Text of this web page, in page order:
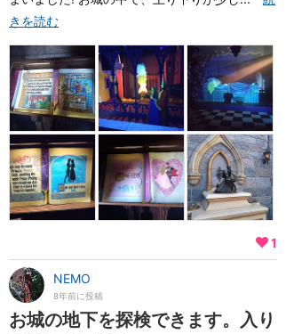
きを読む
1
NEMO
8年前に投稿
お城の地下を探検できます。入り